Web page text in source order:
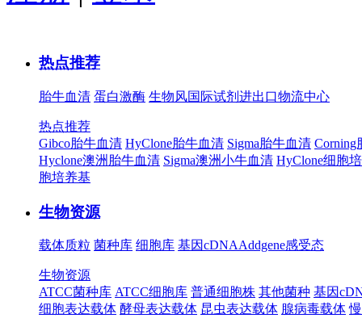
热点推荐
胎牛血清 蛋白激酶 生物风国际试剂进出口物流中心
热点推荐
Gibco胎牛血清 HyClone胎牛血清 Sigma胎牛血清 Corning
Hyclone澳洲胎牛血清 Sigma澳洲小牛血清 HyClone细胞
胞培养基
生物资源
载体质粒 菌种库 细胞库 基因cDNAAddgene感受态
生物资源
ATCC菌种库 ATCC细胞库 普通细胞株 其他菌种 基因
细胞表达载体 酵母表达载体 昆虫表达载体 腺病毒载体